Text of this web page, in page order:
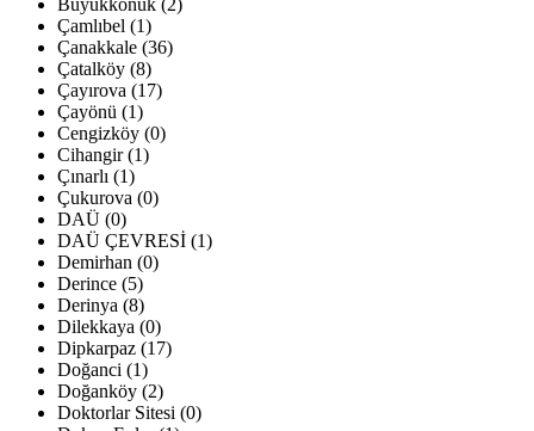
Büyükkonuk (2)
Çamlıbel (1)
Çanakkale (36)
Çatalköy (8)
Çayırova (17)
Çayönü (1)
Cengizköy (0)
Cihangir (1)
Çınarlı (1)
Çukurova (0)
DAÜ (0)
DAÜ ÇEVRESİ (1)
Demirhan (0)
Derince (5)
Derinya (8)
Dilekkaya (0)
Dipkarpaz (17)
Doğanci (1)
Doğanköy (2)
Doktorlar Sitesi (0)